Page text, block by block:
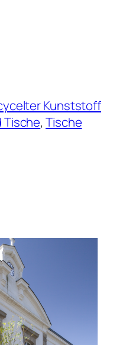
Kunststoff
Tische, Tische